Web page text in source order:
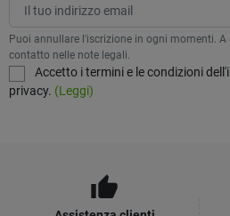
Puoi annullare l'iscrizione in ogni momenti. A
contatto nelle note legali.
Accetto i termini e le condizioni
privacy. (Leggi)
thumb_up